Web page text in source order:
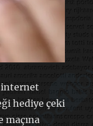
internet
hediye çeki
maçına